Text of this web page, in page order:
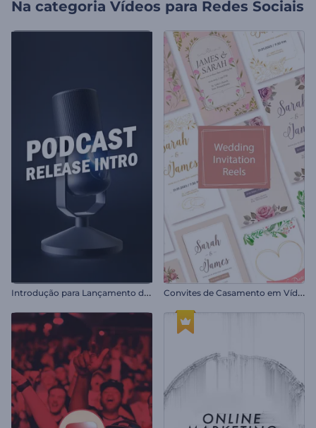
Na categoria Vídeos para Redes Sociais
I
ntrodução para Lançamento de Podcast C
onvites de Casamento em Vídeo